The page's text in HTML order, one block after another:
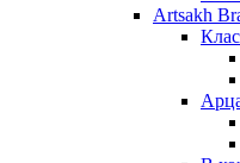
Artsakh